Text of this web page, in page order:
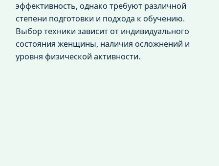
эффективность, однако требуют различной
степени подготовки и подхода к обучению.
Выбор техники зависит от индивидуального
состояния женщины, наличия осложнений и
уровня физической активности.